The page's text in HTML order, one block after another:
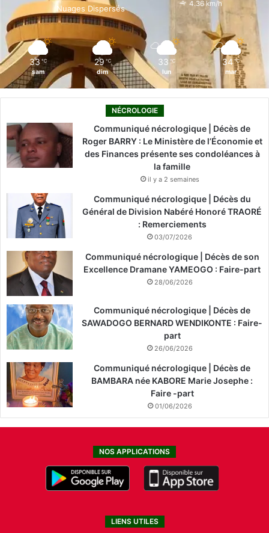
k
n
Nuages Dispersés
4.36 km/h
33 ℃
sam
29 ℃
dim
33 ℃
lun
34 ℃
mar
NÉCROLOGIE
Communiqué nécrologique | Décès de
Roger BARRY : Le Ministère de l’Économie et
des Finances présente ses condoléances à
la famille
il y a 2 semaines
Communiqué nécrologique | Décès du
Général de Division Nabéré Honoré TRAORÉ
: Remerciements
03/07/2026
Communiqué nécrologique | Décès de son
Excellence Dramane YAMEOGO : Faire-part
28/06/2026
Communiqué nécrologique | Décès de
SAWADOGO BERNARD WENDIKONTE : Faire-
part
26/06/2026
Communiqué nécrologique | Décès de
BAMBARA née KABORE Marie Josephe :
Faire -part
01/06/2026
NOS APPLICATIONS
LIENS UTILES